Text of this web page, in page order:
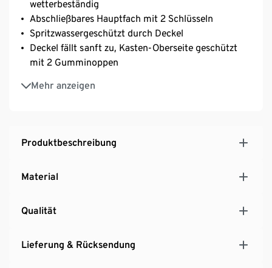
wetterbeständig
Abschließbares Hauptfach mit 2 Schlüsseln
Spritzwassergeschützt durch Deckel
Deckel fällt sanft zu, Kasten-Oberseite geschützt
mit 2 Gumminoppen
Mehr anzeigen
Mit Extra-Zeitungsfach
Inkl. Montagematerial
Produktbeschreibung
Material
Qualität
Lieferung & Rücksendung